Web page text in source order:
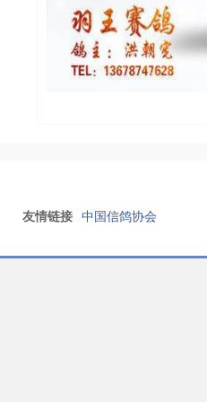
友情链接 中国信鸽协会